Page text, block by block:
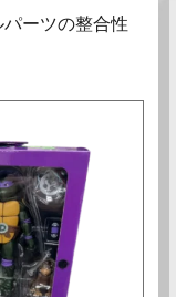
ーツの整合性